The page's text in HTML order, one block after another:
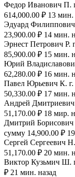
Федор Иванович П.
614,000.00 ₽ 13 мин.
Эдуард Филиппович
23,900.00 ₽ 14 мин.
Эрнест Петрович Р.
85,900.00 ₽ 15 мин.
Юрий
62,280.00 ₽ 16 мин.
Павел Юрьевич К. г.
50,330.00 ₽ 17 мин.
Андрей Дмитриевич
51,170.00 ₽ 18 мир.
Дмитрий Борисович
сумму 14,900.00 ₽
Сергей Сергеевич
51,170.00 ₽ 20 мин.
Виктор Кузьмич Ш.
₽ 21 мин. назад